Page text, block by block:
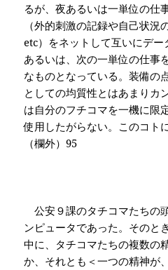
るが、夜あるいは一単位の仕
（外的刺激の記録や自己状
etc）をネットして互いにデ
あるいは、次の一単位の仕事
なものとなっている。装備の
としての均質性とはあまりカ
は自分のフチコマを一機に限
使用したがらない。このコト
（欄外）95
公安９課のタチコマたちの
ンピュータであった。そのと
中に、タチコマたちの複数の
か、それとも＜一つの精神が